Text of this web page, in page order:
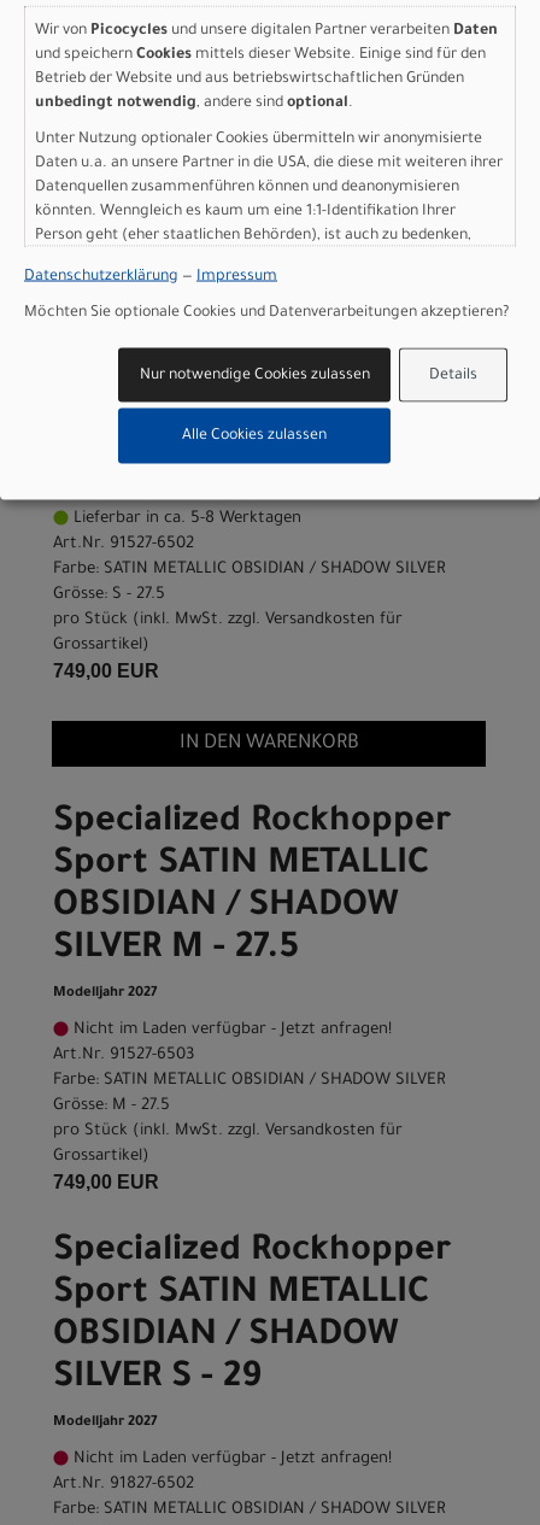
SILVER XS - 27.5
Modelljahr 2027
Art.Nr. 91527-6501
Farbe: SATIN METALLIC OBSIDIAN / SHADOW SILVER
Grösse: XS - 27.5
pro Stück (inkl. MwSt. zzgl.Versandkosten für
Grossartikel)
749,00 EUR
Specialized Rockhopper
Sport SATIN METALLIC
OBSIDIAN / SHADOW
SILVER S - 27.5
Lieferbar in ca. 5-8 Werktagen
Art.Nr. 91527-6502
Farbe: SATIN METALLIC OBSIDIAN / SHADOW SILVER
Grösse: S - 27.5
pro Stück (inkl. MwSt. zzgl. Versandkosten für
Grossartikel)
749,00 EUR
IN DEN WARENKORB
Specialized Rockhopper
Sport SATIN METALLIC
OBSIDIAN / SHADOW
SILVER M - 27.5
Modelljahr 2027
Nicht im Laden verfügbar - Jetzt anfragen!
Art.Nr. 91527-6503
Farbe: SATIN METALLIC OBSIDIAN / SHADOW SILVER
Grösse: M - 27.5
pro Stück (inkl. MwSt. zzgl. Versandkosten für
Grossartikel)
749,00 EUR
Specialized Rockhopper
Sport SATIN METALLIC
OBSIDIAN / SHADOW
SILVER S - 29
Modelljahr 2027
Nicht im Laden verfügbar - Jetzt anfragen!
Art.Nr. 91827-6502
Farbe: SATIN METALLIC OBSIDIAN / SHADOW SILVER
Wir von Picocycles und unsere digitalen Partner verarbeiten Daten
und speichern Cookies mittels dieser Website. Einige sind für den
Betrieb der Website und aus betriebswirtschaftlichen Gründen
unbedingt notwendig, andere sind optional.
Unter Nutzung optionaler Cookies übermitteln wir anonymisierte
Daten u.a. an unsere Partner in die USA, die diese mit weiteren ihrer
Datenquellen zusammenführen können und deanonymisieren
könnten. Wenngleich es kaum um eine 1:1-Identifikation Ihrer
Person geht (eher staatlichen Behörden), ist auch zu bedenken,
sind wie bei uns in der Europäischen Union.
Datenschutzerklärung — Impressum
Möchten Sie optionale Cookies und Datenverarbeitungen akzeptieren?
Details
Nur notwendige Cookies zulassen
Alle Cookies zulassen